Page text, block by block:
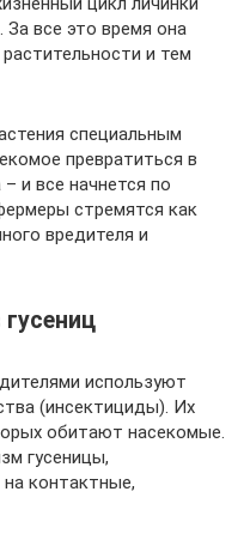
За все это время она
и тем
специальным
превратиться в
и все начнется по
стремятся как
вредителя и
используют
(инсектициды). Их
обитают насекомые.
гусеницы,
контактные,